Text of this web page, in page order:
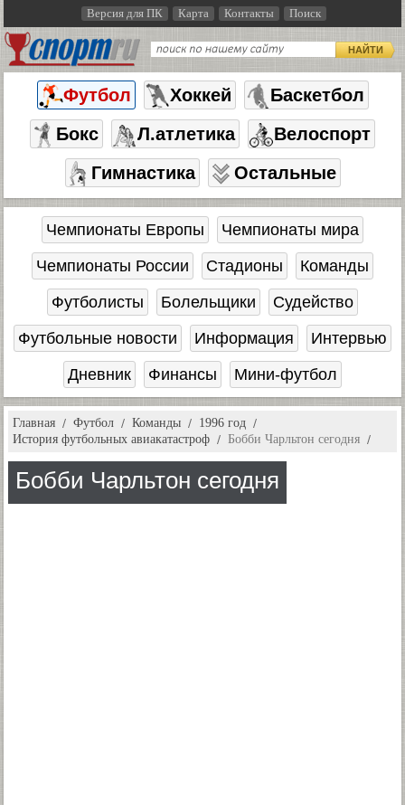
Версия для ПК Карта Контакты Поиск
НАЙТИ
Футбол Хоккей
Баскетбол
Бокс
Л.атлетика
Велоспорт
Гимнастика
Остальные
Чемпионаты Европы
Чемпионаты мира
Чемпионаты России
Стадионы
Команды
Футболисты
Болельщики
Судейство
Футбольные новости
Информация
Интервью
Дневник
Финансы Мини-футбол
Главная Футбол Команды
1996 год
История футбольных авиакатастроф
Бобби Чарльтон сегодня
Бобби Чарльтон сегодня